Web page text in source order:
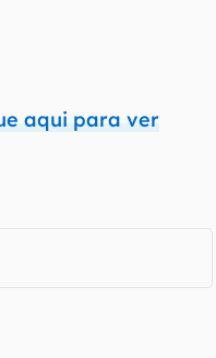
aqui para ver
as
ou